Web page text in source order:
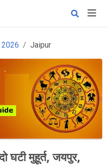
Jaipur
घटी मुहूर्त, जयपुर,